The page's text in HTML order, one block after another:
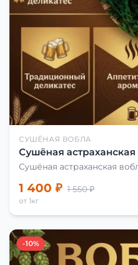
СУШЁНАЯ ВОБЛА
Сушёная астраханская
Сушёная астраханская
1 400 ₽ 1 550 ₽
от 1кг
-10%